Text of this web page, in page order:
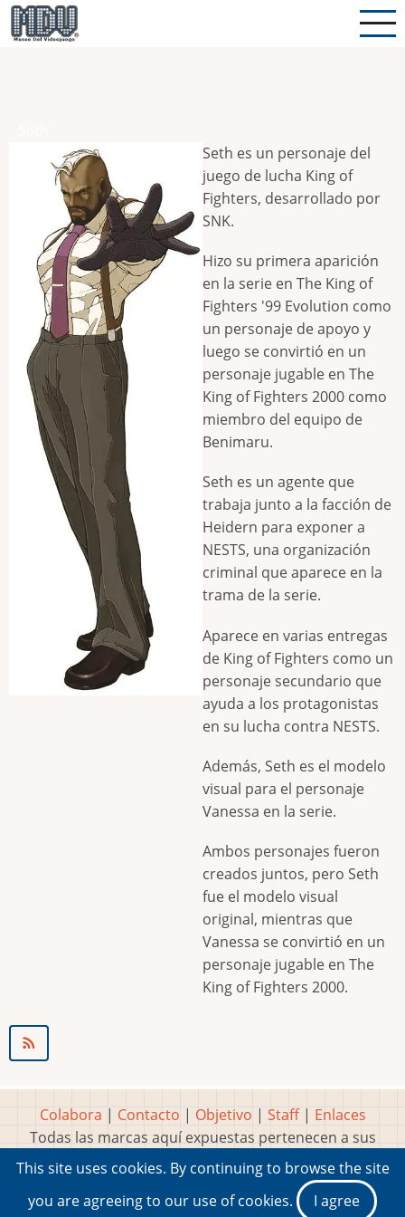
Pasar
al
Seth es un personaje del
juego de lucha King of
Fighters, desarrollado por
SNK.
Hizo su primera aparición
en la serie en The King of
Fighters '99 Evolution como
un personaje de apoyo y
luego se convirtió en un
personaje jugable en The
King of Fighters 2000 como
miembro del equipo de
Benimaru.
Seth es un agente que
trabaja junto a la facción de
Heidern para exponer a
NESTS, una organización
criminal que aparece en la
trama de la serie.
Aparece en varias entregas
de King of Fighters como un
personaje secundario que
ayuda a los protagonistas
en su lucha contra NESTS.
Además, Seth es el modelo
visual para el personaje
Vanessa en la serie.
Ambos personajes fueron
creados juntos, pero Seth
fue el modelo visual
original, mientras que
Vanessa se convirtió en un
personaje jugable en The
King of Fighters 2000.
Colabora | Contacto | Objetivo | Staff| Enlaces
Todas las marcas aquí expuestas pertenecen a sus
respectivos y legítimos dueños
Idea, página, contenidos y diseños creados porMarty
2001-2026 Museo del Videojuego®
This site uses cookies. By continuing to browse the site
you are agreeing to our use of cookies.
I agree